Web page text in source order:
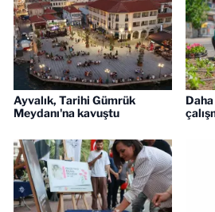
Ayvalık, Tarihi Gümrük
Meydanı'na kavuştu